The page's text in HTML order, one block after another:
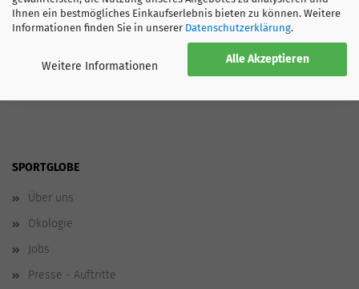
Ihnen ein bestmögliches Einkaufserlebnis bieten zu können. Weitere
Informationen finden Sie in unserer Datenschutzerklärung.
Alle Akzeptieren
Weitere Informationen
SPORTGLOBE
Über uns
Ökologie
Jobs
Presse - Auftritte